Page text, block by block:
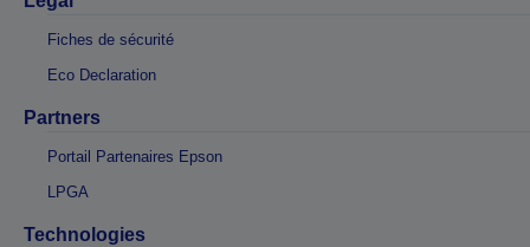
Fiches de sécurité
Eco Declaration
Partners
Portail Partenaires Epson
LPGA
Technologies